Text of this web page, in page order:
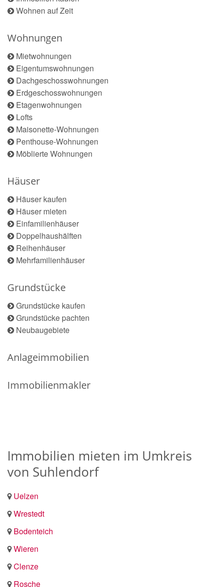
Wohnen auf Zeit
Wohnungen
Mietwohnungen
Eigentumswohnungen
Dachgeschosswohnungen
Erdgeschosswohnungen
Etagenwohnungen
Lofts
Maisonette-Wohnungen
Penthouse-Wohnungen
Möblierte Wohnungen
Häuser
Häuser kaufen
Häuser mieten
Einfamilienhäuser
Doppelhaushälften
Reihenhäuser
Mehrfamilienhäuser
Grundstücke
Grundstücke kaufen
Grundstücke pachten
Neubaugebiete
Anlageimmobilien
Immobilienmakler
Immobilien mieten im Umkreis
von Suhlendorf
Uelzen
Wrestedt
Bodenteich
Wieren
Clenze
Rosche